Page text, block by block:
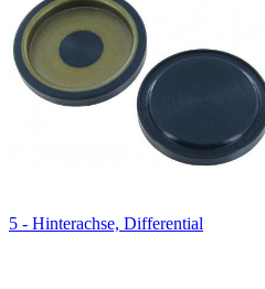
5 - Hinterachse, Differential